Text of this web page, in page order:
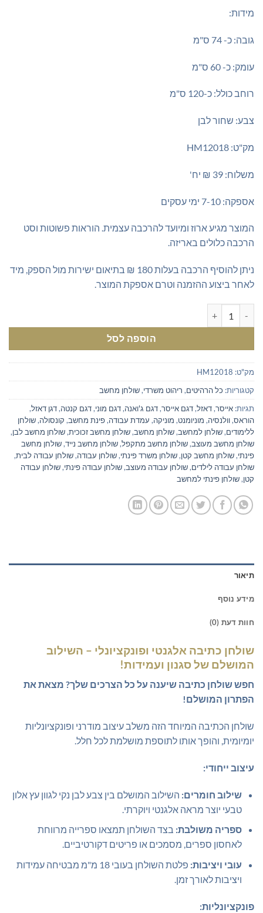
מידות:
גובה: כ- 74 ס"מ
עומק: כ- 60 ס"מ
רוחב כולל: כ-120 ס"מ
צבע: שחור לבן
מק"ט: HM12018
משלוח: 39 ₪ יח'
אספקה: 7-10 ימי עסקים
המוצר מגיע ארוז ומיועד להרכבה עצמית. הוראות פשוטות וסט
הרכבה כלולים באריזה.
ניתן להוסיף הרכבה בעלות 180 ₪ בתיאום ישירות מול הספק, מיד
לאחר ביצוע ההזמנה וטרם אספקת המוצר.
הוספה לסל
מק"ט: HM12018
קטגוריות: כל הרהיטים, ריהוט משרדי,שולחן מחשב
תגיות: אייסר,דאזל,דגם אייסר,דגם ג'ואנה,דגם מוני,דגם קנטה,דגן דאזל,
הוראס,וולנסיה, מוניומנט, מוניקה, עמדת עבודה,פינת מחשב, קונסולה,שולחן
ללימודים,שולחן למחשב,שולחן מחשב,שולחן מחשב זכוכית,שולחן מחשב לבן,
שולחן מחשב מעוצב,שולחן מחשב מתקפל,שולחן מחשב נייד,שולחן מחשב
פינתי,שולחן מחשב קטן,שולחן משרד פינתי,שולחן עבודה,שולחן עבודה לבית,
שולחן עבודה לילדים,שולחן עבודה מעוצב,שולחן עבודה פינתי,שולחן עבודה
קטן,שולחן פינתי למחשב
תיאור
מידע נוסף
חוות דעת (0)
שולחן כתיבה אלגנטי ופונקציונלי – השילוב
המושלם של סגנון ועמידות!
חפש שולחן כתיבה שיענה על כל הצרכים שלך? מצאת את
הפתרון המושלם!
שולחן הכתיבה המיוחד הזה משלב עיצוב מודרני ופונקציונליות
יומיומית, והופך אותו לתוספת מושלמת לכל חלל.
עיצוב ייחודי:
שילוב חומרים: השילוב המושלם בין צבע לבן נקי לגוון עץ אלון
טבעי יוצר מראה אלגנטי ויוקרתי.
ספריה משולבת: בצד השולחן תמצאו ספרייה מרווחת
לאחסון ספרים, מסמכים או פריטים דקורטיביים.
עובי ויציבות:
פלטת השולחן בעובי 18 מ"מ מבטיחה עמידות
ויציבות לאורך זמן.
פונקציונליות: